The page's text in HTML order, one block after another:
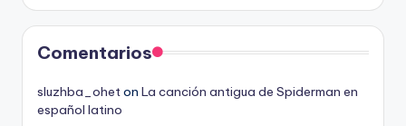
Comentarios
sluzhba_oheton La canción antigua de Spiderman en
español latino